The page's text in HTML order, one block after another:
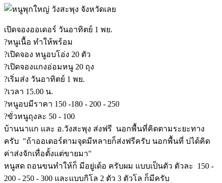
เปิดจองออเดอร์ วันอาทิตย์ 1 พย.
?หนูเนื้อ ทำให้พร้อม
?เปิดจอง หนูอบโอ่ง 20 ตัว
?เปิดจองแกงอ่อมหนู 20 ถุง
?เริ่มส่ง วันอาทิตย์ 1 พย.
?เวลา 15.00 น.
?หนูอบมีราคา 150 -180 - 200 - 250
?ขั่วหนูถุงละ 50 - 100
บ้านนาแก และ อ.วังสะพุง ส่งฟรี นอกพื้นที่คิดตามระยะทาง
ครับ "ถ้าออเดอร์ตามจุดมีหลายก็ส่งฟรีครับ นอกพื้นที่ บ่ได้คิด
ค่าส่งจักเทื่อตั้งแต่ขายมา"
หนูสด ถอนขนทำให้ก็ มีอยู่เด้อ ครับผม แบบเป็นตัว ตัวละ 150 -
200 - 250 - 300 และแบบกิโล 2 ตัว 3 ตัวโล ก็มีครับ